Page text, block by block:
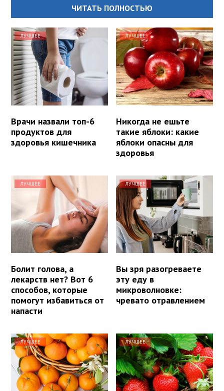
ЧИТАТЬ ПОЛНОСТЬЮ
ЛУЧШЕЕ
Врачи назвали топ-6
продуктов для
здоровья кишечника
ЛУЧШЕЕ
Никогда не ешьте
такие яблоки: какие
яблоки опасны для
здоровья
ЛУЧШЕЕ
Болит голова, а
лекарств нет? Вот 6
способов, которые
помогут избавиться от
напасти
ЛУЧШЕЕ
Вы зря разогреваете
эту еду в
микроволновке:
чревато отравлением
ЛУЧШЕЕ ЛУЧШЕЕ